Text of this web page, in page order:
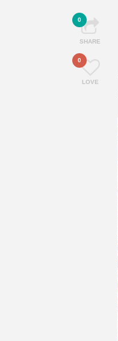
0
SHARE
0
LOVE